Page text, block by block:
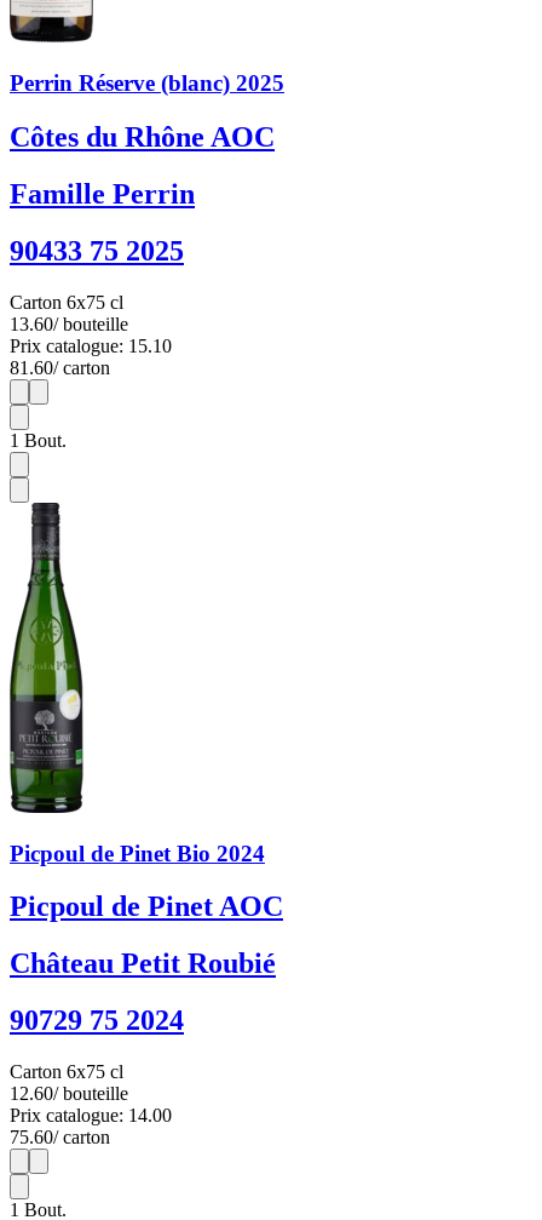
Perrin Réserve (blanc) 2025
Côtes du Rhône AOC
Famille Perrin
90433 75 2025
Carton 6x75 cl
13.60/ bouteille
Prix catalogue: 15.10
81.60/ carton
1
1 Bout.
Picpoul de Pinet Bio 2024
Picpoul de Pinet AOC
Château Petit Roubié
90729 75 2024
Carton 6x75 cl
12.60/ bouteille
Prix catalogue: 14.00
75.60/ carton
1
1 Bout.